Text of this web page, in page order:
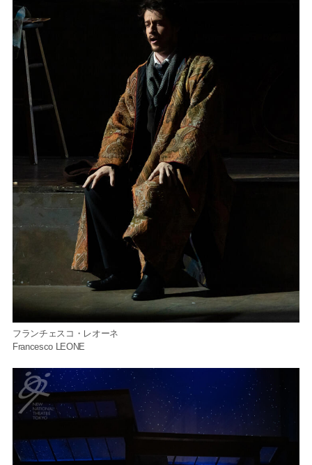
フランチェスコ・レオーネ
Francesco LEONE